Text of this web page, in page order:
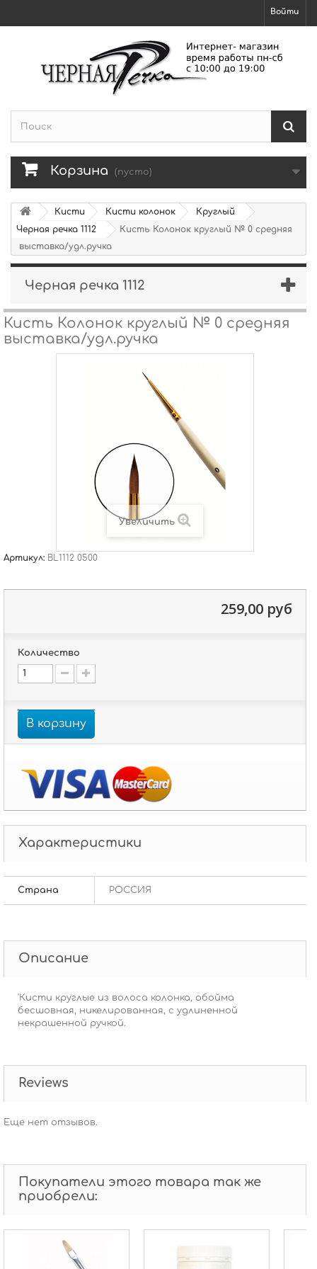
Войти
Корзина (пусто)
Кисти Кисти колонок
Круглый
Черная речка 1112
Кисть Колонок круглый № 0 средняя
выставка/удл.ручка
Черная речка 1112
Кисть Колонок круглый № 0 средняя
выставка/удл.ручка
Увеличить
Артикул: BL1112 0500
259,00 руб
Количество
В корзину
Характеристики
Страна РОССИЯ
Описание
'Кисти круглые из волоса колонка, обойма
бесшовная, никелированная, с удлиненной
некрашенной ручкой.
Reviews
Еще нет отзывов.
Покупатели этого товара так же
приобрели: